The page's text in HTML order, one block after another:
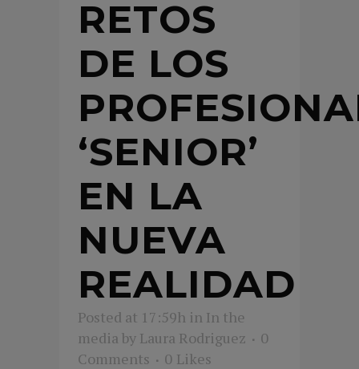
RETOS
DE LOS
‘SENIOR’
EN LA
NUEVA
REALIDAD
Posted at 17:59h in In the
media by Laura Rodriguez
0
Comments
0 Likes